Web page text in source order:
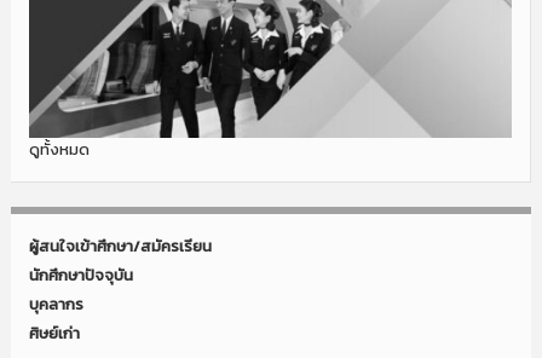
ดูทั้งหมด
ผู้สนใจเข้าศึกษา/สมัครเรียน
นักศึกษาปัจจุบัน
บุคลากร
ศิษย์เก่า